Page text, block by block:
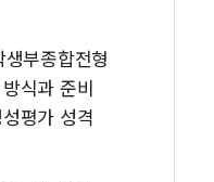
부종합전형
식과 준비
평가 성격